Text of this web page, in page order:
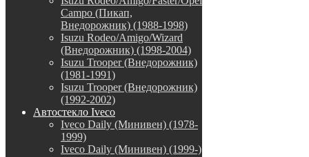
Campo (Пикап,
Внедорожник) (1988-1998)
Isuzu Rodeo/Amigo/Wizard
(Внедорожник) (1998-2004)
Isuzu Trooper (Внедорожник)
(1981-1991)
Isuzu Trooper (Внедорожник)
(1992-2002)
Автостекло Iveco
Iveco Daily (Минивен) (1978-
1999)
Iveco Daily (Минивен) (1999-)